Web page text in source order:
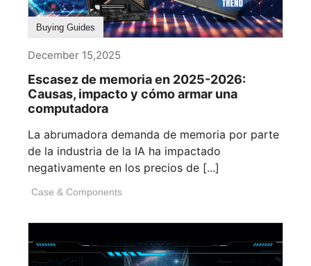
Buying Guides
December 15,2025
Escasez de memoria en 2025-2026:
Causas, impacto y cómo armar una
computadora
La abrumadora demanda de memoria por parte
de la industria de la IA ha impactado
negativamente en los precios de [...]
Case & Components